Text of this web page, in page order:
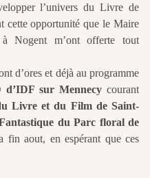
l’univers du Livre de
cette opportunité que le Maire
Nogent m’ont offerte tout
d’ores et déjà au programme
sur Mennecy courant
Livre et du Film de Saint-
du Parc floral de
fin aout, en espérant que ces